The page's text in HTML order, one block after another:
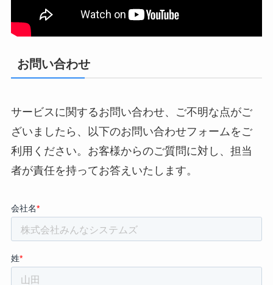
お問い合わせ
サービスに関するお問い合わせ、ご不明な点がご
ざいましたら、以下のお問い合わせフォームをご
利用ください。お客様からのご質問に対し、担当
者が責任を持ってお答えいたします。